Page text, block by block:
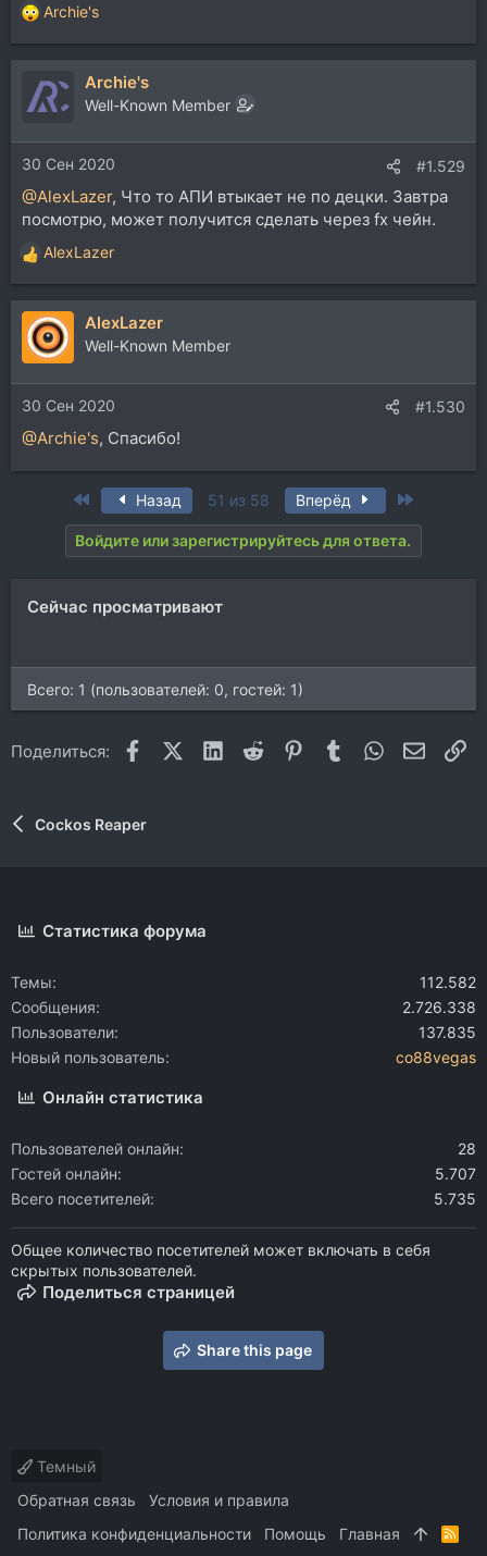
Р
е
а
ц
и
:
Archie's
Archie's
Well-Known Member
30 Сен 2020 #1.529
@AlexLazer, Что то АПИ втыкает не по децки. Завтра
посмотрю, может получится сделать через fx чейн.
Р
е
а
к
ц
и
и
:
AlexLazer
AlexLazer
Well-Known Member
30 Сен 2020 #1.530
@Archie's, Спасибо!
First Назад 51 из 58 Вперёд
Войдите или зарегистрируйтесь для ответа.
Сейчас просматривают
Всего: 1 (пользователей: 0, гостей: 1)
Поделиться: FacebookX (Twitter)
LinkedIn
Reddit Pinterest
Tumblr WhatsApp
Cockos Reaper
Статистика форума
Темы
112.582
Сообщения
2.726.338
Пользователи
137.835
Новый пользователь
co88vegas
Онлайн статистика
Пользователей онлайн
28
Гостей онлайн
5.707
Всего посетителей
5.735
Общее количество посетителей может включать в себя
скрытых пользователей.
Поделиться страницей
Share this page
Темный
Обратная связь
Условия и правила
Политика конфиденциальности
Помощь Главная
R